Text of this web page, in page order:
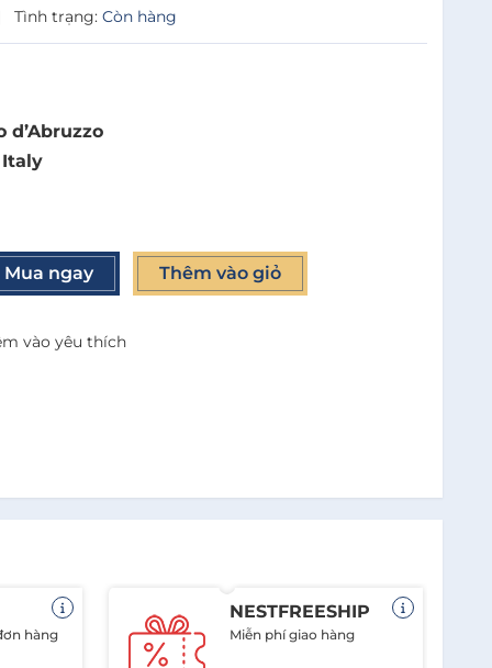
Tình trạng: Còn hàng
d’Abruzzo
Italy
Mua ngay Thêm vào giỏ
vào yêu thích
hàng
NESTFREESHIP
Miễn phí giao hàng